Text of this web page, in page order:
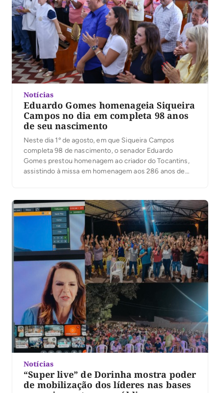
Notícias
Eduardo Gomes homenageia Siqueira
Campos no dia em completa 98 anos
de seu nascimento
Neste dia 1º de agosto, em que Siqueira Campos
completa 98 de nascimento, o senador Eduardo
Gomes prestou homenagem ao criador do Tocantins,
assistindo à missa em homenagem aos 286 anos de
fora do governo, Siqueira Campos […]
Notícias
“Super live” de Dorinha mostra poder
de mobilização dos líderes nas bases